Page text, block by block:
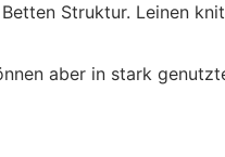
Struktur. Leinen
aber in stark